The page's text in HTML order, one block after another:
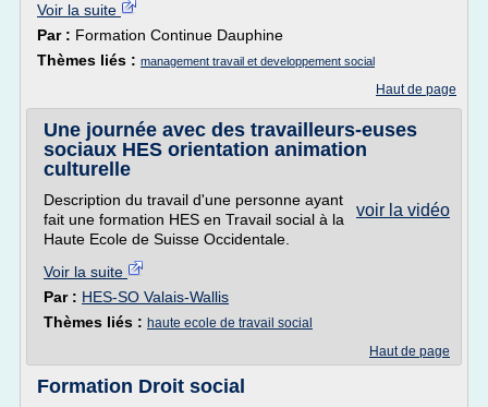
Voir la suite
Par : Formation Continue Dauphine
Thèmes liés : management travail et developpement social
Haut de page
Une journée avec des travailleurs-euses
sociaux HES orientation animation
culturelle
voir la vidéo
Description du travail d'une personne ayant
fait une formation HES en Travail social à la
Haute Ecole de Suisse Occidentale.
Voir la suite
Par : HES-SO Valais-Wallis
Thèmes liés : haute ecole de travail social
Haut de page
Formation Droit social